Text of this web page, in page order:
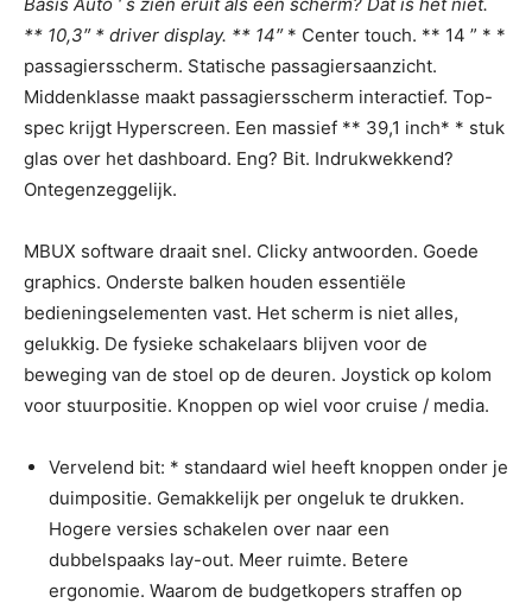
** 10,3″* driver display. ** 14″* Center touch. ** 14 ” * *
passagiersscherm. Statische passagiersaanzicht.
Middenklasse maakt passagiersscherm interactief. Top-
spec krijgt Hyperscreen. Een massief ** 39,1 inch* * stuk
glas over het dashboard. Eng? Bit. Indrukwekkend?
Ontegenzeggelijk.
MBUX software draait snel. Clicky antwoorden. Goede
graphics. Onderste balken houden essentiële
bedieningselementen vast. Het scherm is niet alles,
gelukkig. De fysieke schakelaars blijven voor de
beweging van de stoel op de deuren. Joystick op kolom
voor stuurpositie. Knoppen op wiel voor cruise / media.
Vervelend bit: * standaard wiel heeft knoppen onder je
duimpositie. Gemakkelijk per ongeluk te drukken.
Hogere versies schakelen over naar een
dubbelspaaks lay-out. Meer ruimte. Betere
ergonomie. Waarom de budgetkopers straffen op